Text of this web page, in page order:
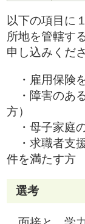
以下の項目に
所地を管轄す
申し込みくだ
・雇用保険
・障害のあ
方）
・母子家庭
・求職者支
件を満たす方
選考